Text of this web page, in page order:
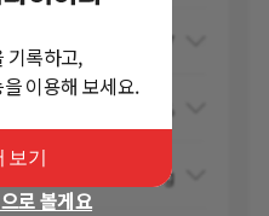
기록하고,
이용해 보세요.
보기
로 볼게요